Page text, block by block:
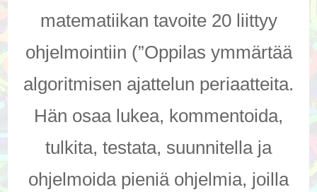
matematiikan tavoite 20 liittyy
ohjelmointiin (”Oppilas ymmärtää
algoritmisen ajattelun periaatteita.
Hän osaa lukea, kommentoida,
tulkita, testata, suunnitella ja
ohjelmoida pieniä ohjelmia, joilla